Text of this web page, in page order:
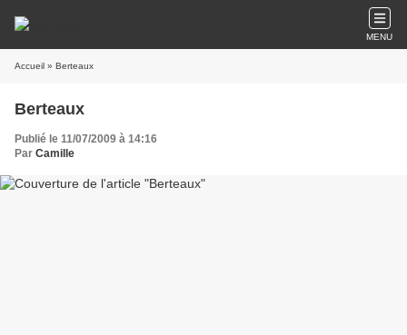
MENU
Accueil » Berteaux
Berteaux
Publié le 11/07/2009 à 14:16
Par Camille